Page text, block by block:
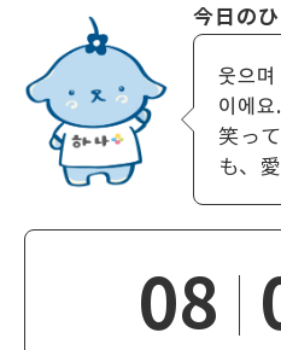
今日の
웃으
이에요.
笑っ
も、
08